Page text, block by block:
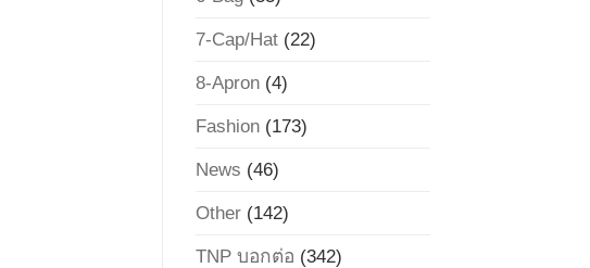
7-Cap/Hat(22)
8-Apron(4)
Fashion(173)
News (46)
Other(142)
TNP บอกต่อ (342)